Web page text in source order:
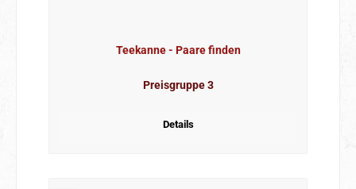
Teekanne - Paare finden
Preisgruppe 3
Details